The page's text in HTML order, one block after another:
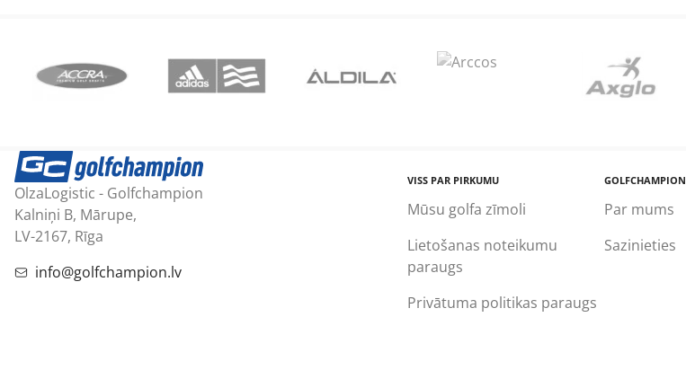
OlzaLogistic - Golfchampion
Kalniņi B, Mārupe,
LV-2167, Rīga
info@golfchampion.lv
VISS PAR PIRKUMU
Mūsu golfa zīmoli
Lietošanas noteikumu
paraugs
Privātuma politikas paraugs
GOLFCHAMPION
Par mums
Sazinieties